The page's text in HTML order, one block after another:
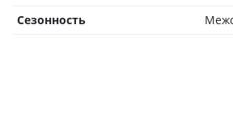
Сезонность